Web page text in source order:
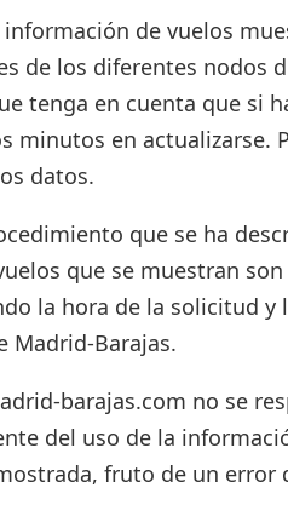
información de vuelos
de los diferentes nodos
tenga en cuenta que si
minutos en actualizarse.
datos.
que se ha
que se muestran
la hora de la solicitud y
Madrid-Barajas.
barajas.com no se
del uso de la
fruto de un error